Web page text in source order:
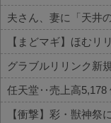
【衝撃】彩・獣神祭